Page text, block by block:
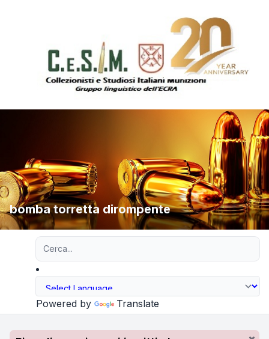
bomba torretta dirompente
Powered by Translate